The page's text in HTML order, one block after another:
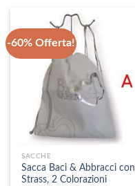
-60% Offerta!
SACCHE
Sacca Baci & Abbracci con
Strass, 2 Colorazioni